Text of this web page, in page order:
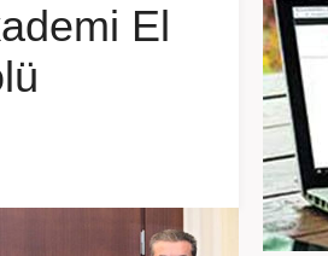
El